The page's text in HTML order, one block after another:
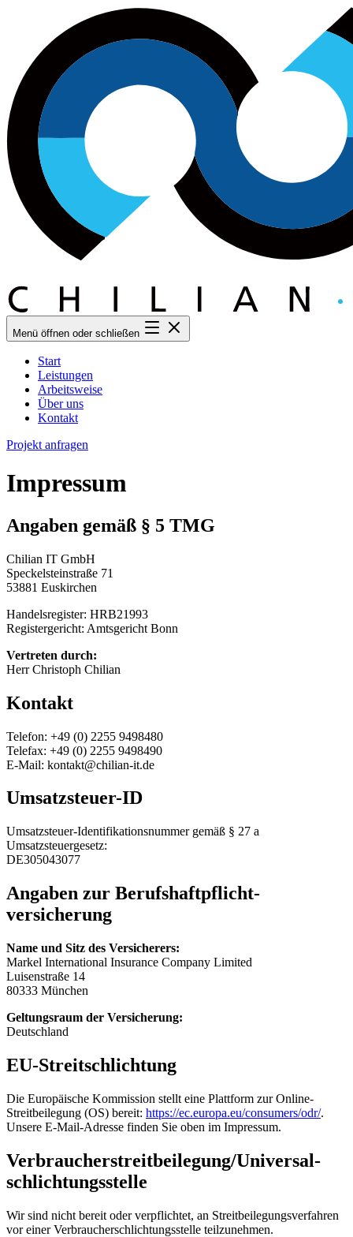
Menü öffnen oder schließen
Start
Leistungen
Arbeitsweise
Über uns
Kontakt
Projekt anfragen
Impressum
Angaben gemäß § 5 TMG
Chilian IT GmbH
Speckelsteinstraße 71
53881 Euskirchen
Handelsregister: HRB21993
Registergericht: Amtsgericht Bonn
Vertreten durch:
Herr Christoph Chilian
Kontakt
Telefon: +49 (0) 2255 9498480
Telefax: +49 (0) 2255 9498490
E-Mail: kontakt@chilian-it.de
Umsatzsteuer-ID
Umsatzsteuer-Identifikationsnummer gemäß § 27 a
Umsatzsteuergesetz:
DE305043077
Angaben zur Berufs­haftpflicht­
versicherung
Name und Sitz des Versicherers:
Markel International Insurance Company Limited
Luisenstraße 14
80333 München
Geltungsraum der Versicherung:
Deutschland
EU-Streitschlichtung
Die Europäische Kommission stellt eine Plattform zur Online-
Streitbeilegung (OS) bereit: https://ec.europa.eu/consumers/odr/.
Unsere E-Mail-Adresse finden Sie oben im Impressum.
Verbraucher­streit­beilegung/Universal­
schlichtungs­stelle
Wir sind nicht bereit oder verpflichtet, an Streitbeilegungsverfahren
vor einer Verbraucherschlichtungsstelle teilzunehmen.